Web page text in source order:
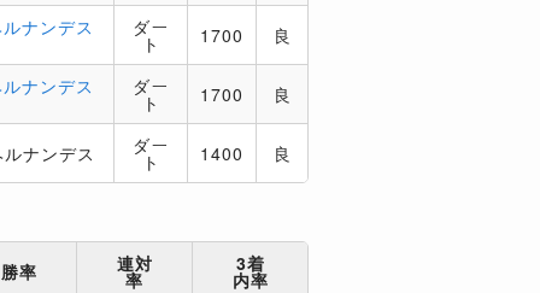
ナンデス ダー
ト 1700 良
ナンデス ダー
ト 1700 良
ナンデス ダー
ト 1400 良
勝率 連対
率
3着
内率